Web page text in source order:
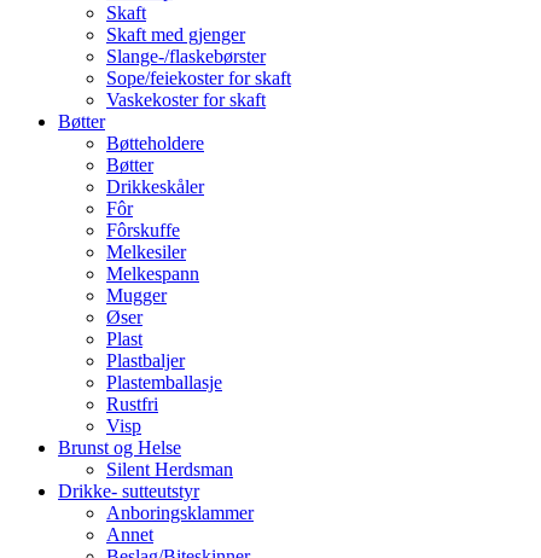
Skaft
Skaft med gjenger
Slange-/flaskebørster
Sope/feiekoster for skaft
Vaskekoster for skaft
Bøtter
Bøtteholdere
Bøtter
Drikkeskåler
Fôr
Fôrskuffe
Melkesiler
Melkespann
Mugger
Øser
Plast
Plastbaljer
Plastemballasje
Rustfri
Visp
Brunst og Helse
Silent Herdsman
Drikke- sutteutstyr
Anboringsklammer
Annet